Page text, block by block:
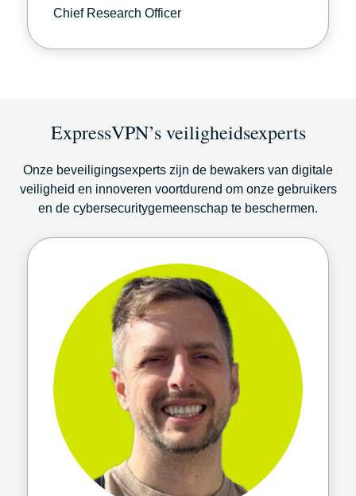
Chief Research Officer
ExpressVPN’s veiligheidsexperts
Onze beveiligingsexperts zijn de bewakers van digitale
veiligheid en innoveren voortdurend om onze gebruikers
en de cybersecuritygemeenschap te beschermen.